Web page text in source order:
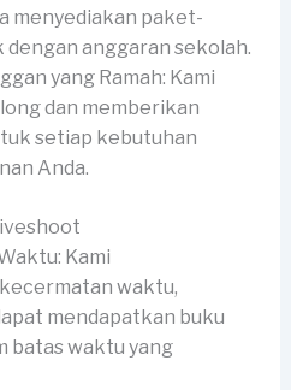
menyediakan paket-
dengan anggaran sekolah.
yang Ramah: Kami
dan memberikan
setiap kebutuhan
Anda.
Kami
waktu,
mendapatkan buku
batas waktu yang